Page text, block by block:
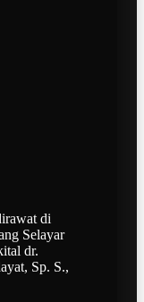
di
Selayar
dr.
Sp. S.,